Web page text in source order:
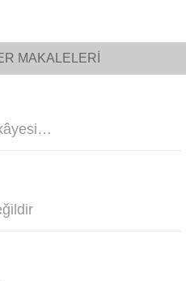
MAKALELERİ